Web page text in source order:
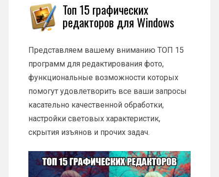
Топ 15 графических
редакторов для Windows
Представляем вашему вниманию ТОП 15
программ для редактирования фото,
функциональные возможности которых
помогут удовлетворить все ваши запросы
касательно качественной обработки,
настройки световых характеристик,
скрытия изъянов и прочих задач.